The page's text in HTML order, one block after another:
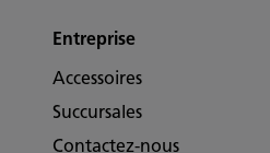
Entreprise
Accessoires
Succursales
Contactez-nous